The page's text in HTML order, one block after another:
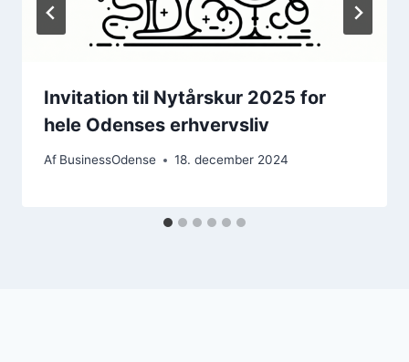
Invitation til Nytårskur 2025 for
hele Odenses erhvervsliv
Af BusinessOdense 18. december 2024